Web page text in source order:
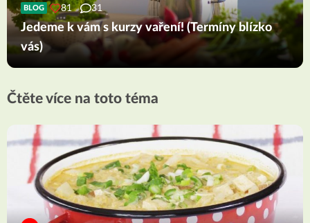
BLOG 81 31
Jedeme k vám s kurzy vaření! (Termíny blízko
vás)
Čtěte více na toto téma